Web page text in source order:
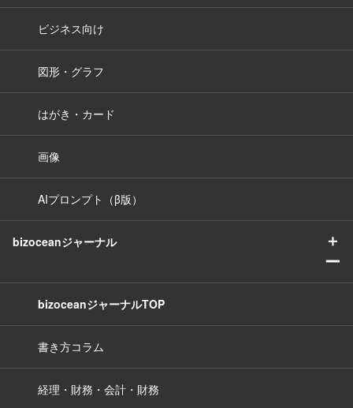
ビジネス向け
図形・グラフ
はがき・カード
画像
AIプロンプト（β版）
bizoceanジャーナル
＋
ー
bizoceanジャーナルTOP
書き方コラム
経理・財務・会計・財務